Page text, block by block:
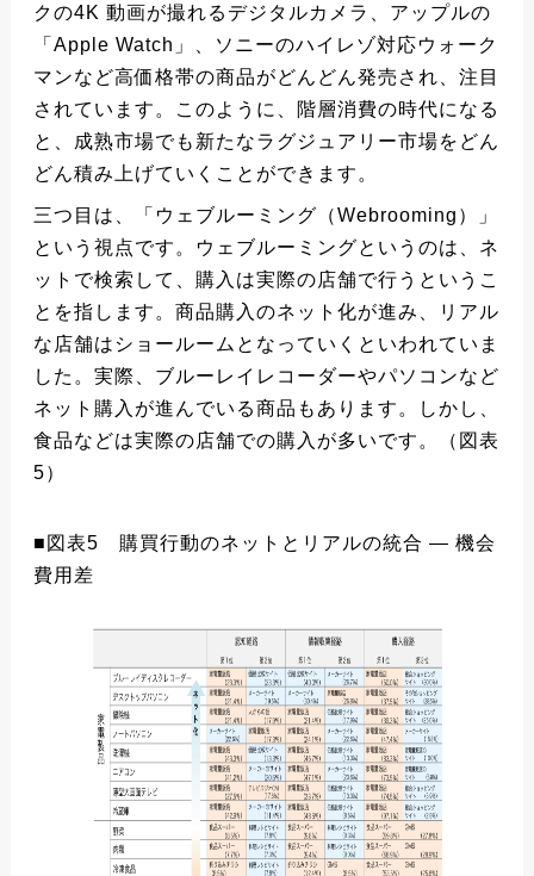
クの4K 動画が撮れるデジタルカメラ、アップルの
「Apple Watch」、ソニーのハイレゾ対応ウォーク
マンなど高価格帯の商品がどんどん発売され、注目
されています。このように、階層消費の時代になる
と、成熟市場でも新たなラグジュアリー市場をどん
どん積み上げていくことができます。
三つ目は、「ウェブルーミング（Webrooming）」
という視点です。ウェブルーミングというのは、ネ
ットで検索して、購入は実際の店舗で行うというこ
とを指します。商品購入のネット化が進み、リアル
な店舗はショールームとなっていくといわれていま
した。実際、ブルーレイレコーダーやパソコンなど
ネット購入が進んでいる商品もあります。しかし、
食品などは実際の店舗での購入が多いです。（図表
5）
■図表5 購買行動のネットとリアルの統合 ― 機会
費用差